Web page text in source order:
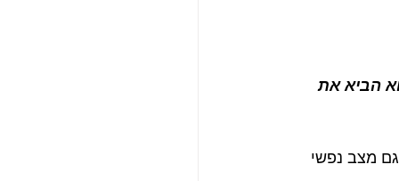
הביא את
מצב נפשי